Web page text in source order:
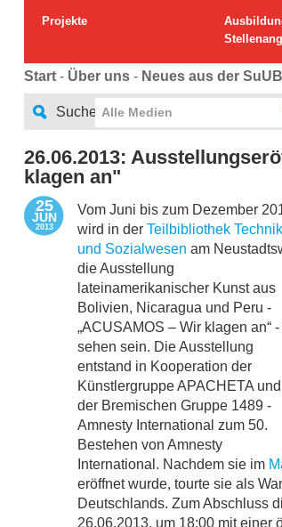
Projekte
Start - Über uns - Neues aus der SuUB
Suche Alle Medien
26.06.2013:
klagen an"
25
JUN
2013
Vom Juni bis zum Dezember
wird in der Teilbibliothek Technik
und Sozialwesen am
die Ausstellung
lateinamerikanischer Kunst aus
Bolivien, Nicaragua und Peru -
„ACUSAMOS – Wir klagen an“ -
sehen sein. Die Ausstellung
entstand in Kooperation der
Künstlergruppe APACHETA und
der Bremischen Gruppe 1489 -
Amnesty International zum 50.
Bestehen von Amnesty
International. Nachdem sie im
eröffnet wurde, tourte sie als
Deutschlands. Zum Abschluss
26.06.2013, um 18:00 mit einer